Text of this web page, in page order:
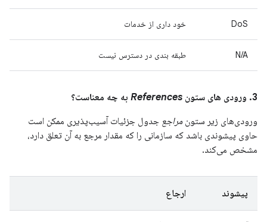
DoS خود داری از خدمات
N/A طبقه بندی در دسترس نیست
3. ورودی های ستون References به چه معناست؟
ورودی‌های زیر ستون مراجع جدول جزئیات آسیب‌پذیری ممکن است
حاوی پیشوندی باشد که سازمانی را که مقدار مرجع به آن تعلق دارد،
مشخص می‌کند.
پیشوند ارجاع